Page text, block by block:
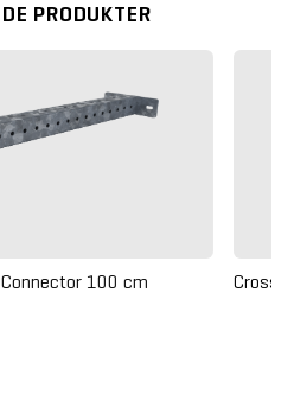
PRODUKTER
100 cm